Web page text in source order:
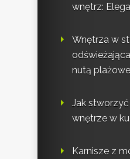
wnętrz:
Wnętrza w
nutą
Jak
wnętrze w
Karnisze z